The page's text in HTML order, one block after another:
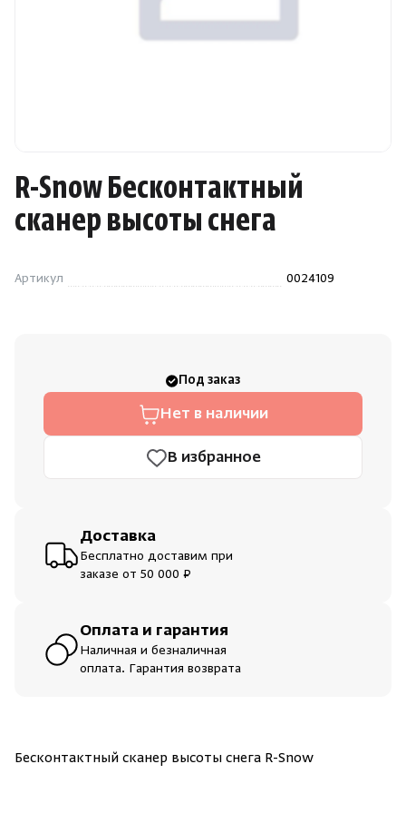
Отопление
Душевые поддоны и системы слива
Интерьер
Инфракрасные сауны
Лёдогенераторы
Пародушевые
R-Snow Бесконтактный
сканер высоты снега
Артикул 0024109
Под заказ
Нет в наличии
В избранное
Доставка
Бесплатно доставим при
заказе от 50 000 ₽
Оплата и гарантия
Наличная и безналичная
оплата. Гарантия возврата
Бесконтактный сканер высоты снега R-Snow
На главную
Войти
Нет аккаунта? Зарегистрироваться
Зарегистрироваться
Уже есть аккаунт?Войти